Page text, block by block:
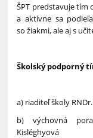
ŠPT predstavuje
a aktívne sa
so žiakmi, ale aj s
Školský podporný
a) riaditeľ školy
b) výchovná
Kisléghyová